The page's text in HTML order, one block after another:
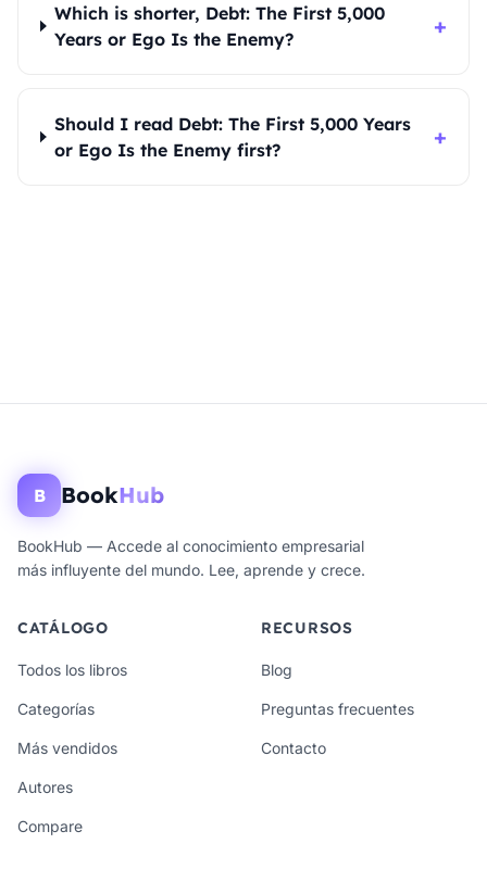
Which is shorter, Debt: The First 5,000
Years or Ego Is the Enemy?
+
Should I read Debt: The First 5,000 Years
or Ego Is the Enemy first?
+
B BookHub
BookHub — Accede al conocimiento empresarial
más influyente del mundo. Lee, aprende y crece.
CATÁLOGO
Todos los libros
Categorías
Más vendidos
Autores
Compare
RECURSOS
Blog
Preguntas frecuentes
Contacto